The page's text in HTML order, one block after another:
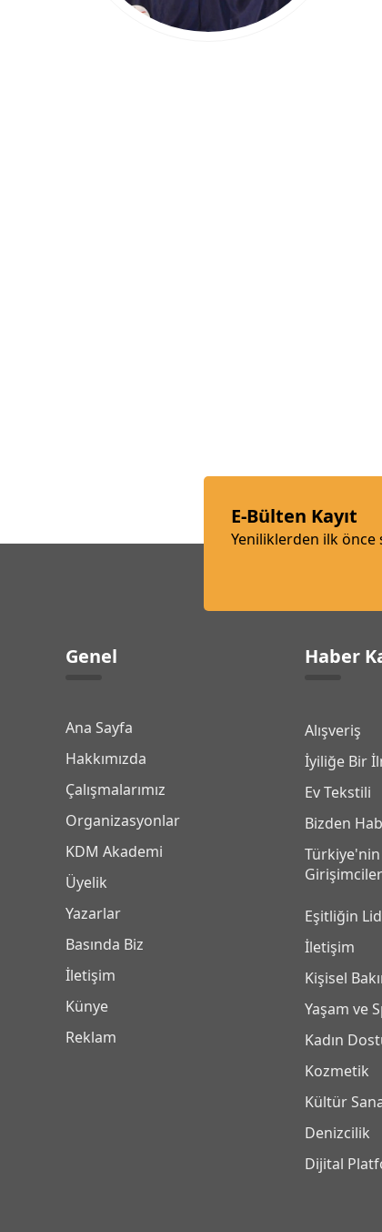
E-Bülten Kayıt
Yeniliklerden ilk
Genel
Ana Sayfa
Hakkımızda
Çalışmalarımız
Organizasyonlar
KDM Akademi
Üyelik
Yazarlar
Basında Biz
İletişim
Künye
Reklam
Haber
Alışveriş
İyiliğe Bir
Ev Tekstili
Bizden
Türkiye'nin
Eşitliğin
İletişim
Kişisel
Yaşam ve
Kadın
Kozmetik
Kültür
Denizcilik
Dijital